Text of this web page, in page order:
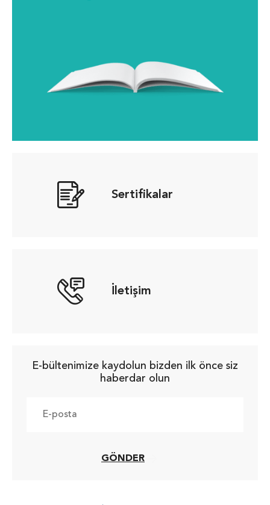
Sertifikalar
İletişim
E-bültenimize kaydolun bizden ilk önce siz
haberdar olun
GÖNDER